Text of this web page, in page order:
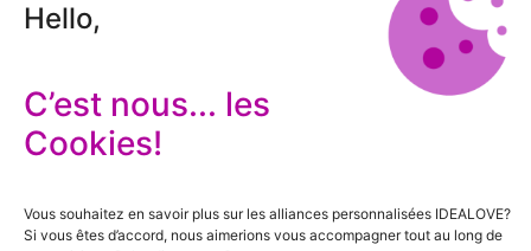
Hello,
C’est nous... les
Cookies!
Vous souhaitez en savoir plus sur les alliances personnalisées IDEALOVE?
Si vous êtes d’accord, nous aimerions vous accompagner tout au long de